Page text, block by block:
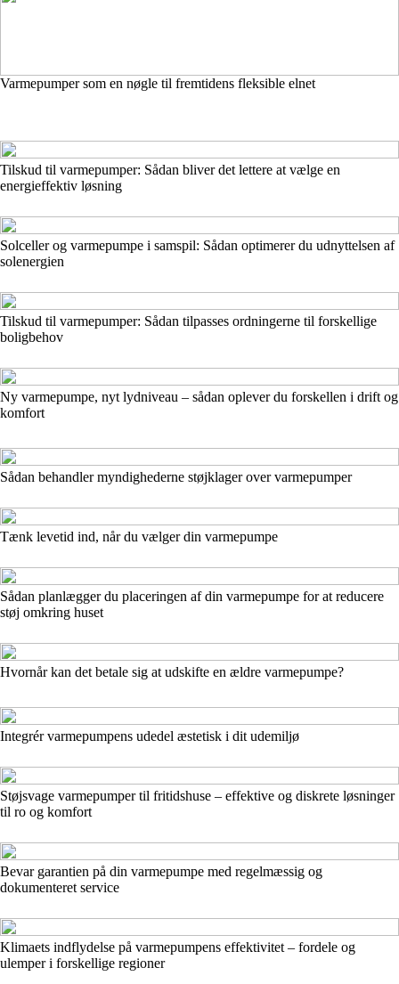
Varmepumper som en nøgle til fremtidens fleksible elnet
Tilskud til varmepumper: Sådan bliver det lettere at vælge en
energieffektiv løsning
Solceller og varmepumpe i samspil: Sådan optimerer du udnyttelsen af
solenergien
Tilskud til varmepumper: Sådan tilpasses ordningerne til forskellige
boligbehov
Ny varmepumpe, nyt lydniveau – sådan oplever du forskellen i drift og
komfort
Sådan behandler myndighederne støjklager over varmepumper
Tænk levetid ind, når du vælger din varmepumpe
Sådan planlægger du placeringen af din varmepumpe for at reducere
støj omkring huset
Hvornår kan det betale sig at udskifte en ældre varmepumpe?
Integrér varmepumpens udedel æstetisk i dit udemiljø
Støjsvage varmepumper til fritidshuse – effektive og diskrete løsninger
til ro og komfort
Bevar garantien på din varmepumpe med regelmæssig og
dokumenteret service
Klimaets indflydelse på varmepumpens effektivitet – fordele og
ulemper i forskellige regioner